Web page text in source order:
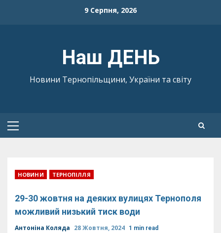
9 Серпня, 2026
Наш ДЕНЬ
Новини Тернопільщини, України та світу
Primary
НОВИНИ ТЕРНОПІЛЛЯ
29-30 жовтня на деяких вулицях Тернополя
можливий низький тиск води
Антоніна Коляда 28 Жовтня, 2024 1 min read